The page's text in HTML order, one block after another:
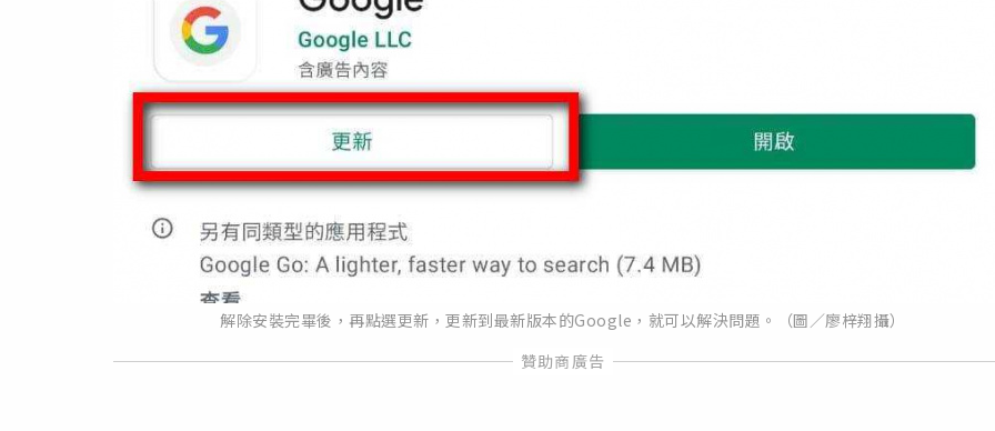
解除安裝完畢後，再點選更新，更新到最新版本的Google，就可以解決問題。（圖／廖梓翔攝）